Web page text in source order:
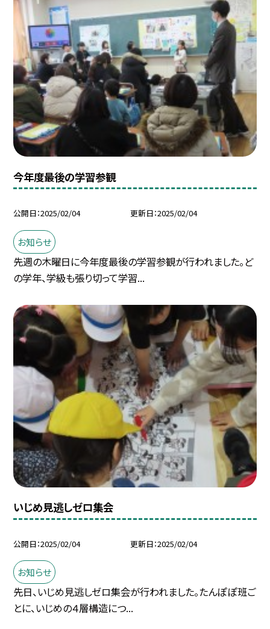
今年度最後の学習参観
公開日 2025/02/04 更新日 2025/02/04
お知らせ
先週の木曜日に今年度最後の学習参観が行われました。ど
の学年、学級も張り切って学習...
いじめ見逃しゼロ集会
公開日 2025/02/04 更新日 2025/02/04
お知らせ
先日、いじめ見逃しゼロ集会が行われました。たんぽぽ班ご
とに、いじめの４層構造につ...